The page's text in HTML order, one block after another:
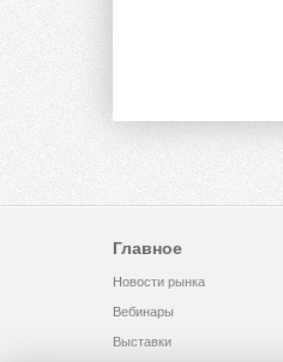
Главное
Новости рынка
Вебинары
Выставки